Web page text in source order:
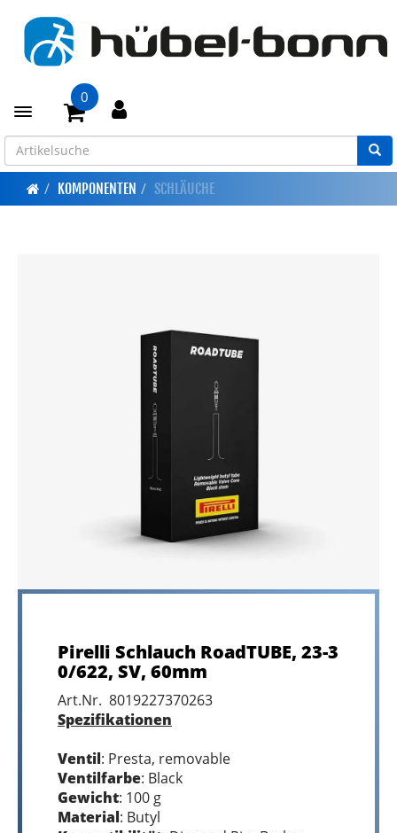
Toggle navigation
0
KOMPONENTEN SCHLÄUCHE
Pirelli Schlauch RoadTUBE, 23-3
0/622, SV, 60mm
Art.Nr. 8019227370263
Spezifikationen
Ventil: Presta, removable
Ventilfarbe: Black
Gewicht: 100 g
Material: Butyl